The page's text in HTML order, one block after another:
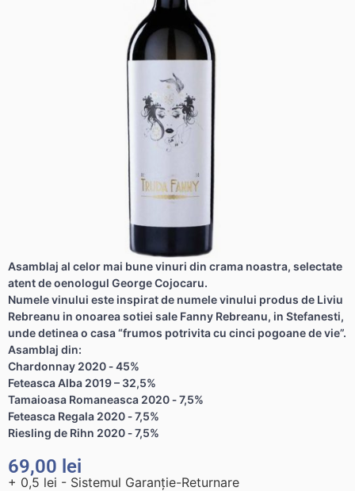
Asamblaj al celor mai bune vinuri din crama noastra, selectate
atent de oenologul George Cojocaru.
Numele vinului este inspirat de numele vinului produs de Liviu
Rebreanu in onoarea sotiei sale Fanny Rebreanu, in Stefanesti,
unde detinea o casa “frumos potrivita cu cinci pogoane de vie”.
Asamblaj din:
Chardonnay 2020 ‐ 45%
Feteasca Alba 2019 – 32,5%
Tamaioasa Romaneasca 2020 ‐ 7,5%
Feteasca Regala 2020 ‐ 7,5%
Riesling de Rihn 2020 ‐ 7,5%
69,00 lei
+ 0,5 lei - Sistemul Garanție-Returnare